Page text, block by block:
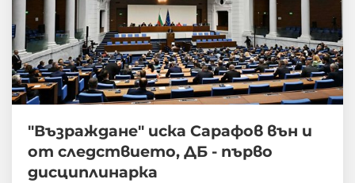
"Възраждане" иска Сарафов вън и
от следствието, ДБ - първо
дисциплинарка